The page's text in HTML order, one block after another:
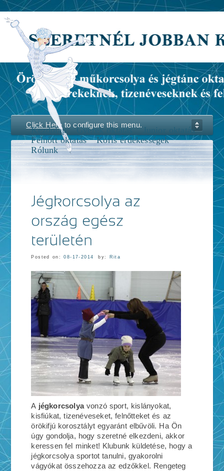
Kezdőlap Gyerek oktatás
Junior oktatás
Felnőtt oktatás
Koris érdekességek
Rólunk
Click Here to configure this menu.
Posted on:08-17-2014 by: Rita
A jégkorcsolyavonzó sport, kislányokat,
kisfiúkat, tizenéveseket, felnőtteket és az
örökifjú korosztályt egyaránt elbűvöli. Ha Ön
úgy gondolja, hogy szeretné elkezdeni, akkor
keressen fel minket! Klubunk küldetése, hogy a
jégkorcsolya sportot tanulni, gyakorolni
vágyókat összehozza az edzőkkel. Rengeteg